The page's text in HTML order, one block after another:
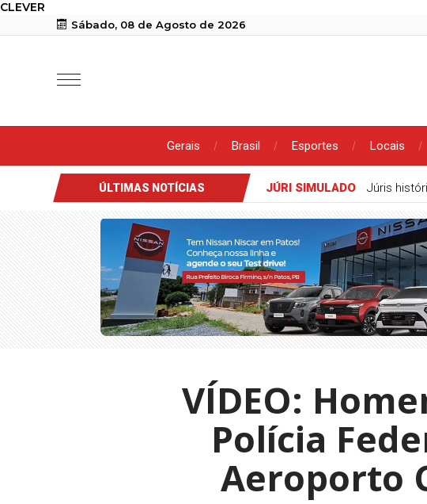
CLEVER
Sábado, 08 de Agosto de 2026
Gerais Brasil Esportes Locais
ÚLTIMAS NOTÍCIAS JÚRI SIMULADO Júris
VÍDEO:
Polícia
Aeroporto